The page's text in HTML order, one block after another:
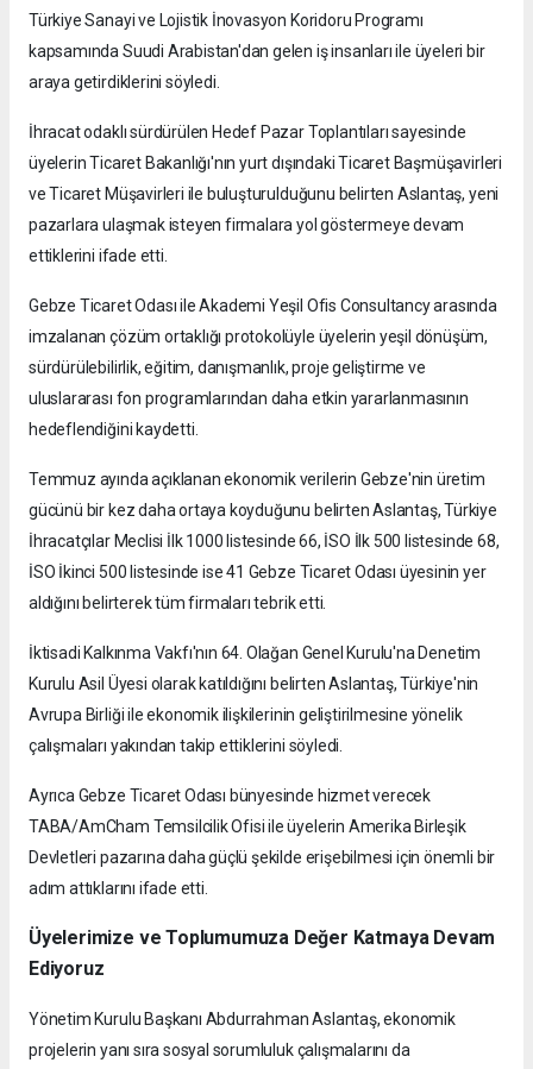
Türkiye Sanayi ve Lojistik İnovasyon Koridoru Programı
kapsamında Suudi Arabistan'dan gelen iş insanları ile üyeleri bir
araya getirdiklerini söyledi.
İhracat odaklı sürdürülen Hedef Pazar Toplantıları sayesinde
üyelerin Ticaret Bakanlığı'nın yurt dışındaki Ticaret Başmüşavirleri
ve Ticaret Müşavirleri ile buluşturulduğunu belirten Aslantaş, yeni
pazarlara ulaşmak isteyen firmalara yol göstermeye devam
ettiklerini ifade etti.
Gebze Ticaret Odası ile Akademi Yeşil Ofis Consultancy arasında
imzalanan çözüm ortaklığı protokolüyle üyelerin yeşil dönüşüm,
sürdürülebilirlik, eğitim, danışmanlık, proje geliştirme ve
uluslararası fon programlarından daha etkin yararlanmasının
hedeflendiğini kaydetti.
Temmuz ayında açıklanan ekonomik verilerin Gebze'nin üretim
gücünü bir kez daha ortaya koyduğunu belirten Aslantaş, Türkiye
İhracatçılar Meclisi İlk 1000 listesinde 66, İSO İlk 500 listesinde 68,
İSO İkinci 500 listesinde ise 41 Gebze Ticaret Odası üyesinin yer
aldığını belirterek tüm firmaları tebrik etti.
İktisadi Kalkınma Vakfı'nın 64. Olağan Genel Kurulu'na Denetim
Kurulu Asil Üyesi olarak katıldığını belirten Aslantaş, Türkiye'nin
Avrupa Birliği ile ekonomik ilişkilerinin geliştirilmesine yönelik
çalışmaları yakından takip ettiklerini söyledi.
Ayrıca Gebze Ticaret Odası bünyesinde hizmet verecek
TABA/AmCham Temsilcilik Ofisi ile üyelerin Amerika Birleşik
Devletleri pazarına daha güçlü şekilde erişebilmesi için önemli bir
adım attıklarını ifade etti.
Üyelerimize ve Toplumumuza Değer Katmaya Devam
Ediyoruz
Yönetim Kurulu Başkanı Abdurrahman Aslantaş, ekonomik
projelerin yanı sıra sosyal sorumluluk çalışmalarını da